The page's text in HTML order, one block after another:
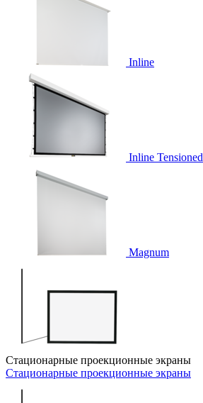
Inline
Inline Tensioned
Magnum
Стационарные проекционные экраны
Стационарные проекционные экраны